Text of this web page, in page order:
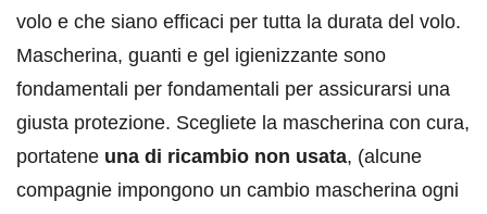
volo e che siano efficaci per tutta la durata del volo.
Mascherina, guanti e gel igienizzante sono
fondamentali per fondamentali per assicurarsi una
giusta protezione. Scegliete la mascherina con cura,
portatene una di ricambio non usata, (alcune
compagnie impongono un cambio mascherina ogni